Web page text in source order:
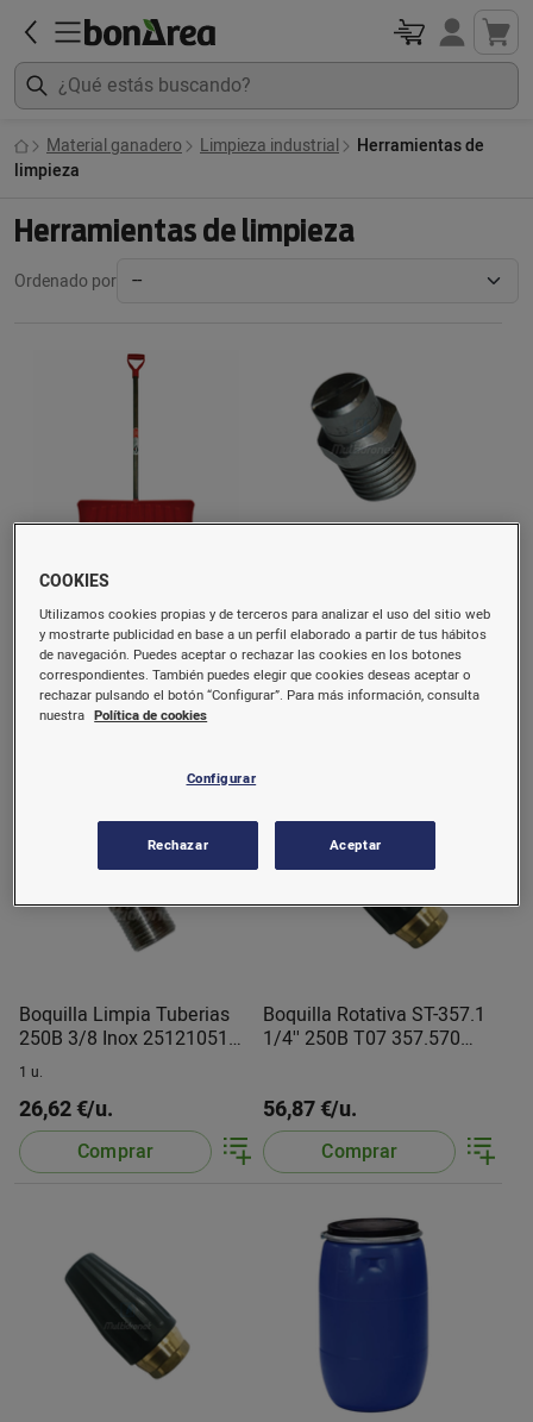
Material ganadero Limpieza industrial
Herramientas de
limpieza
Herramientas de limpieza
Ordenado por
Arrastrador Rojo Plastico
66cm Con Mango MG2116
Zar
30,25 €/u.
Comprar
2673000106033
Multidronet
1,0 u.
9,12 €/u.
Boquilla Limpia Tuberias
250B 3/8 Inox 25121051
Multidronet
1 u.
26,62 €/u.
Comprar
Boquilla Rotativa ST-357.1
1/4'' 250B T07 357.570
56,87 €/u.
Comprar
COOKIES
Utilizamos cookies propias y de terceros para analizar el uso del sitio web
y mostrarte publicidad en base a un perfil elaborado a partir de tus hábitos
de navegación. Puedes aceptar o rechazar las cookies en los botones
correspondientes. También puedes elegir que cookies deseas aceptar o
rechazar pulsando el botón “Configurar”. Para más información, consulta
nuestra Política de cookies
Configurar
Rechazar Aceptar